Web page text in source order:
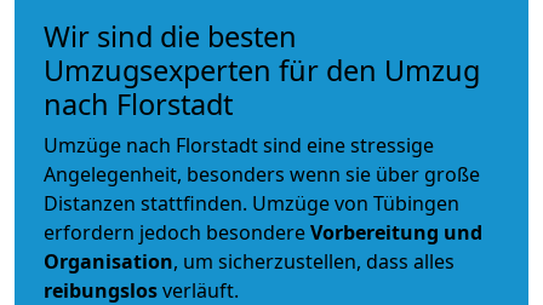
Wir sind die besten
Umzugsexperten für den Umzug
nach Florstadt
Umzüge nach Florstadt sind eine stressige
Angelegenheit, besonders wenn sie über große
Distanzen stattfinden. Umzüge von Tübingen
erfordern jedoch besondereVorbereitung und
Organisation, um sicherzustellen, dass alles
reibungslosverläuft.